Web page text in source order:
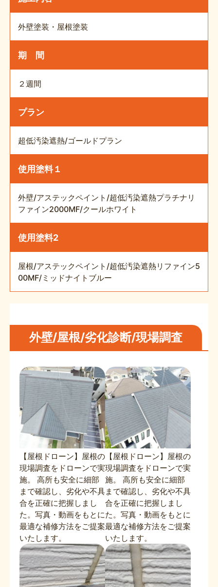
外壁塗装・屋根塗装
期 間
２週間
プラン
超低汚染遮熱/ゴールドプラン
使用塗料１
外壁/アステックペイント/超低汚染遮熱プラチナリ
ファイン2000MF/クールホワイト
使用塗料2
屋根/アステックペイント/超低汚染遮熱リファイン5
00MF/ミッドナイトブルー
外壁/屋根/劣化診断/現場調査
【屋根ドローン】屋根の
現場調査をドローンで実
施。 高所も安全に細部
まで確認し、劣化や不具
合を正確に把握しまし
た。写真・動画をもとに
最適な補修方法をご提案
いたします。
【屋根ドローン】屋根の
現場調査をドローンで実
施。 高所も安全に細部
まで確認し、劣化や不具
合を正確に把握しまし
た。写真・動画をもとに
最適な補修方法をご提案
いたします。